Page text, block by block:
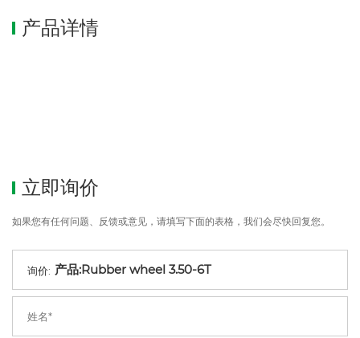
产品详情
立即询价
如果您有任何问题、反馈或意见，请填写下面的表格，我们会尽快回复您。
询价: